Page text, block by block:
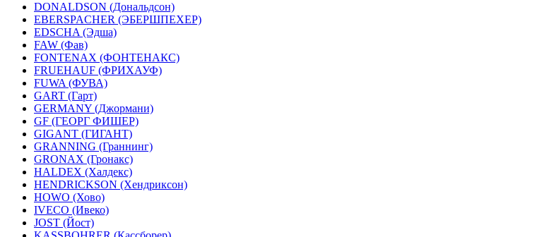
DONALDSON (Дональдсон)
EBERSPACHER (ЭБЕРШПЕХЕР)
EDSCHA (Эдша)
FAW (Фав)
FONTENAX (ФОНТЕНАКС)
FRUEHAUF (ФРИХАУФ)
FUWA (ФУВА)
GART (Гарт)
GERMANY (Джормани)
GF (ГЕОРГ ФИШЕР)
GIGANT (ГИГАНТ)
GRANNING (Граннинг)
GRONAX (Гронакс)
HALDEX (Халдекс)
HENDRICKSON (Хендриксон)
HOWO (Хово)
IVECO (Ивеко)
JOST (Йост)